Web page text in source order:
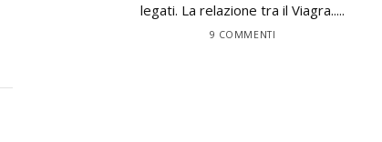
legati. La relazione tra il Viagra.....
9 COMMENTI